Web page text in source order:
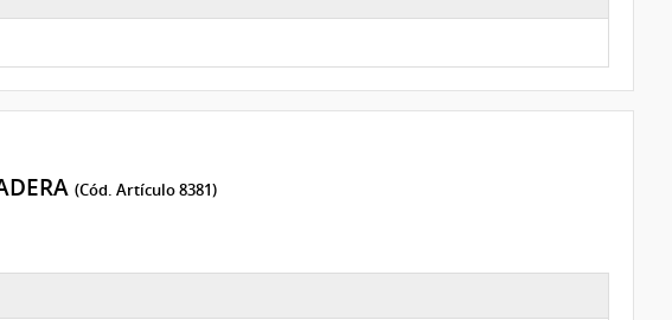
(Cód. Artículo 8381)